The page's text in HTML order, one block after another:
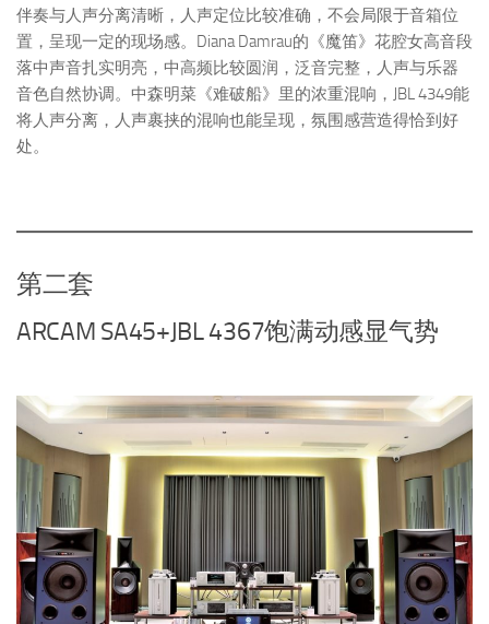
伴奏与人声分离清晰，人声定位比较准确，不会局限于音箱位
置，呈现一定的现场感。Diana Damrau的《魔笛》花腔女高音段
落中声音扎实明亮，中高频比较圆润，泛音完整，人声与乐器
音色自然协调。中森明菜《难破船》里的浓重混响，JBL 4349能
将人声分离，人声裹挟的混响也能呈现，氛围感营造得恰到好
处。
第二套
ARCAM SA45+JBL 4367饱满动感显气势